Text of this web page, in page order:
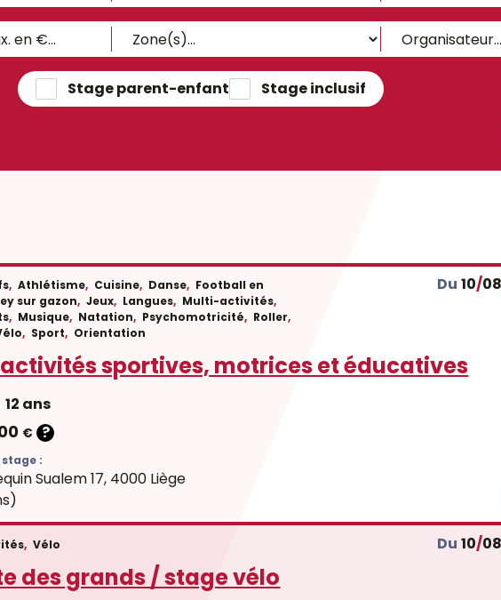
Stage parent-enfant Stage inclusif
, Athlétisme, Cuisine, Danse, Football en
sur gazon, Jeux, Langues, Multi-activités,
, Musique, Natation, Psychomotricité, Roller,
, Sport, Orientation
Du 10/08
sportives, motrices et éducatives
12 ans
€ ?
:
Sualem 17, 4000 Liège
, Vélo Du 10/08
des grands / stage vélo